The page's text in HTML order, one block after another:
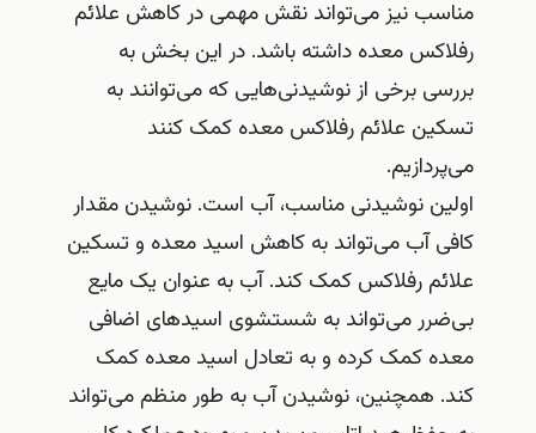
مناسب نیز می‌تواند نقش مهمی در کاهش علائم
رفلاکس معده داشته باشد. در این بخش به
بررسی برخی از نوشیدنی‌هایی که می‌توانند به
تسکین علائم رفلاکس معده کمک کنند
می‌پردازیم.
اولین نوشیدنی مناسب، آب است. نوشیدن مقدار
کافی آب می‌تواند به کاهش اسید معده و تسکین
علائم رفلاکس کمک کند. آب به عنوان یک مایع
بی‌ضرر می‌تواند به شستشوی اسیدهای اضافی
معده کمک کرده و به تعادل اسید معده کمک
کند. همچنین، نوشیدن آب به طور منظم می‌تواند